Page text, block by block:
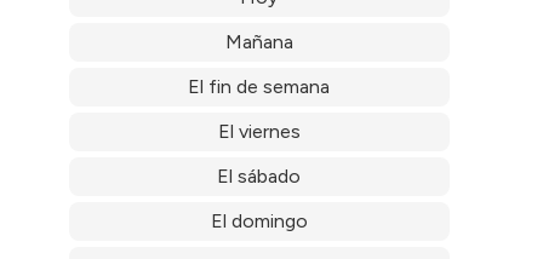
Mañana
El fin de semana
El viernes
El sábado
El domingo